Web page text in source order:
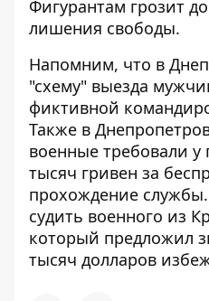
Фигурантам грозит
лишения свободы.
Напомним, что в
"схему" выезда
фиктивной
Также в
военные требовали у
тысяч гривен за
прохождение
судить военного из
который предложил
тысяч долларов